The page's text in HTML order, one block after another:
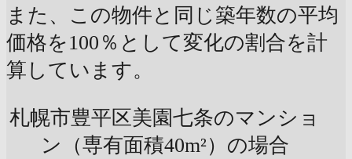
また、この物件と同じ築年数の平均
価格を100％として変化の割合を計
算しています。
札幌市豊平区美園七条のマンショ
ン（専有面積40m²）の場合